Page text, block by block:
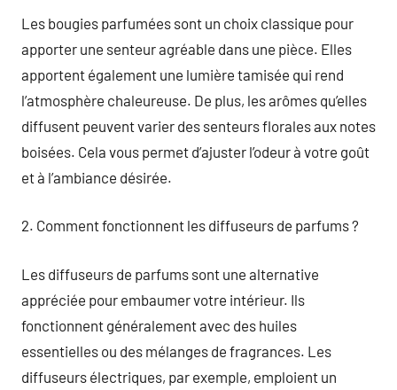
Les bougies parfumées sont un choix classique pour
apporter une senteur agréable dans une pièce. Elles
apportent également une lumière tamisée qui rend
l’atmosphère chaleureuse. De plus, les arômes qu’elles
diffusent peuvent varier des senteurs florales aux notes
boisées. Cela vous permet d’ajuster l’odeur à votre goût
et à l’ambiance désirée.
2. Comment fonctionnent les diffuseurs de parfums ?
Les diffuseurs de parfums sont une alternative
appréciée pour embaumer votre intérieur. Ils
fonctionnent généralement avec des huiles
essentielles ou des mélanges de fragrances. Les
diffuseurs électriques, par exemple, emploient un